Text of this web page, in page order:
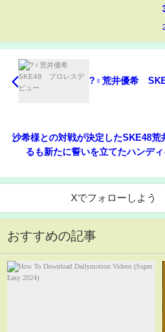
?‍♀️荒井優希
沙希様との対戦が決定したSKE48荒
るも新たに誓いを立てたハンデ
Xでフォローしよう
おすすめの記事